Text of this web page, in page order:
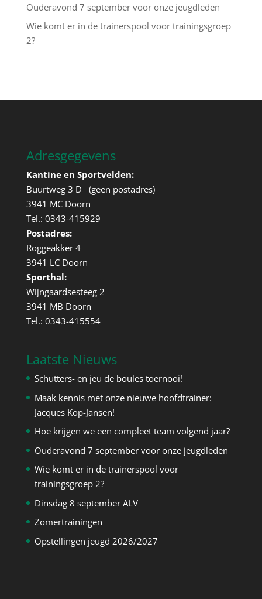
Ouderavond 7 september voor onze jeugdleden
Wie komt er in de trainerspool voor trainingsgroep
2?
Adresgegevens
Kantine en Sportvelden:
Buurtweg 3 D (geen postadres)
3941 MC Doorn
Tel.: 0343-415929
Postadres:
Roggeakker 4
3941 LC Doorn
Sporthal:
Wijngaardsesteeg 2
3941 MB Doorn
Tel.: 0343-415554
Laatste Nieuws
Schutters- en jeu de boules toernooi!
Maak kennis met onze nieuwe hoofdtrainer:
Jacques Kop-Jansen!
Hoe krijgen we een compleet team volgend jaar?
Ouderavond 7 september voor onze jeugdleden
Wie komt er in de trainerspool voor
trainingsgroep 2?
Dinsdag 8 september ALV
Zomertrainingen
Opstellingen jeugd 2026/2027